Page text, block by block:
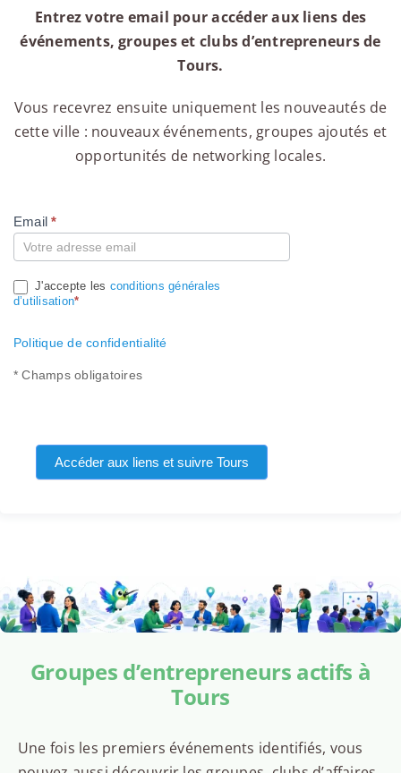
Entrez votre email pour accéder aux liens des
événements, groupes et clubs d’entrepreneurs de
Tours.
Vous recevrez ensuite uniquement les nouveautés de
cette ville : nouveaux événements, groupes ajoutés et
opportunités de networking locales.
Compte
Email*
J'accepte les conditions générales
d’utilisation*
Politique de confidentialité
* Champs obligatoires
Accéder aux liens et suivre Tours
Groupes d’entrepreneurs actifs à
Tours
Une fois les premiers événements identifiés, vous